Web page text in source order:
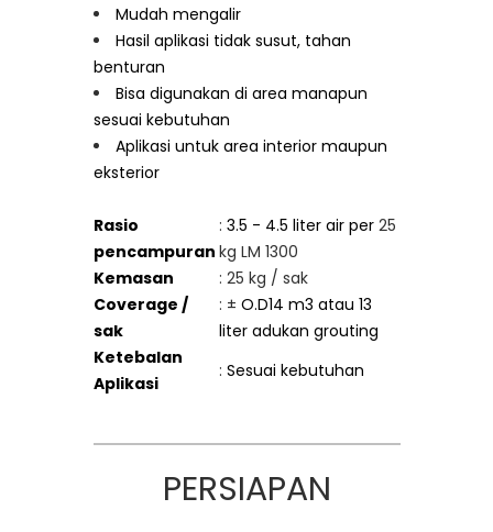
Mudah mengalir
Hasil aplikasi tidak susut, tahan
benturan
Bisa digunakan di area manapun
sesuai kebutuhan
Aplikasi untuk area interior maupun
eksterior
Rasio
pencampuran
: 3.5 - 4.5 liter air per25
kg LM 1300
Kemasan
: 25 kg / sak
Coverage /
sak
: ± O.D14 m3 atau 13
liter adukan grouting
Ketebalan
Aplikasi
: Sesuai kebutuhan
PERSIAPAN